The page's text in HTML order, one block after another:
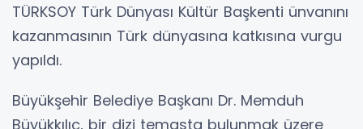
TÜRKSOY Türk Dünyası Kültür Başkenti ünvanını
kazanmasının Türk dünyasına katkısına vurgu
yapıldı.
Büyükşehir Belediye Başkanı Dr. Memduh
Büyükkılıç, bir dizi temasta bulunmak üzere